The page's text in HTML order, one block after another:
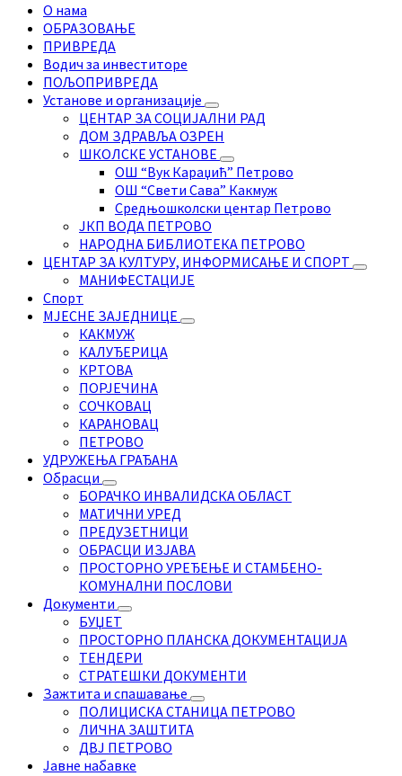
О нама
ОБРАЗОВАЊЕ
ПРИВРЕДА
Водич за инвеститоре
ПОЉОПРИВРЕДА
Установе и организације
ЦЕНТАР ЗА СОЦИЈАЛНИ РАД
ДОМ ЗДРАВЉА ОЗРЕН
ШКОЛСКЕ УСТАНОВЕ
ОШ “Вук Караџић” Петрово
ОШ “Свети Сава” Какмуж
Средњошколски центар Петрово
ЈКП ВОДА ПЕТРОВО
НАРОДНА БИБЛИОТЕКА ПЕТРОВО
ЦЕНТАР ЗА КУЛТУРУ, ИНФОРМИСАЊЕ И СПОРТ
МАНИФЕСТАЦИЈЕ
Спорт
МЈЕСНЕ ЗАЈЕДНИЦЕ
КАКМУЖ
КАЛУЂЕРИЦА
КРТОВА
ПОРЈЕЧИНА
СОЧКОВАЦ
КАРАНОВАЦ
ПЕТРОВО
УДРУЖЕЊА ГРАЂАНА
Обрасци
БОРАЧКО ИНВАЛИДСКА ОБЛАСТ
МАТИЧНИ УРЕД
ПРЕДУЗЕТНИЦИ
ОБРАСЦИ ИЗЈАВА
ПРОСТОРНО УРЕЂЕЊЕ И СТАМБЕНО-
КОМУНАЛНИ ПОСЛОВИ
Документи
БУЏЕТ
ПРОСТОРНО ПЛАНСКА ДОКУМЕНТАЦИЈА
ТЕНДЕРИ
СТРАТЕШКИ ДОКУМЕНТИ
Зажтита и спашавање
ПОЛИЦИСКА СТАНИЦА ПЕТРОВО
ЛИЧНА ЗАШТИТА
ДВЈ ПЕТРОВО
Јавне набавке